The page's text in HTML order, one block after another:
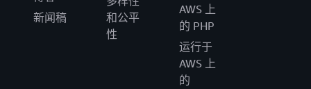
新闻稿
和公平
性
AWS 上
的 PHP
运行于
AWS 上
的